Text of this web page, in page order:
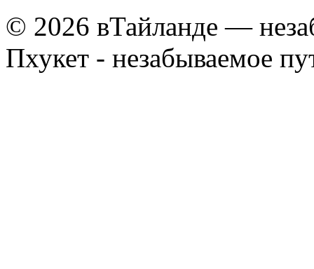
© 2026 вТайланде —
Пхукет - незабываемое